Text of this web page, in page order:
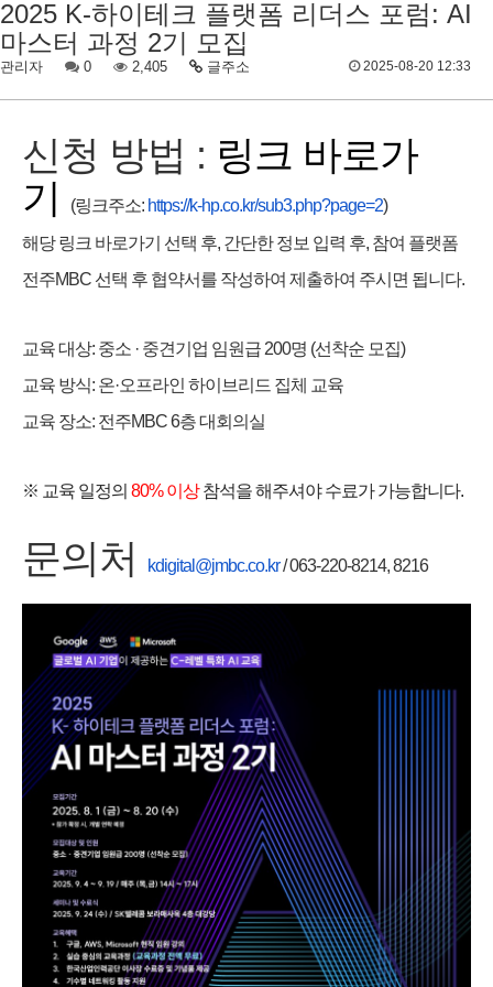
2025 K-하이테크 플랫폼 리더스 포럼: AI
마스터 과정 2기 모집
관리자 0 2,405 글주소 2025-08-20 12:33
신청 방법 : 링크 바로가
기
(링크주소: https://k-hp.co.kr/sub3.php?page=2)
해당 링크 바로가기 선택 후, 간단한 정보 입력 후, 참여 플랫폼
전주MBC 선택 후 협약서를 작성하여 제출하여 주시면 됩니다.
교육 대상: 중소 · 중견기업 임원급 200명 (선착순 모집)
교육 방식: 온·오프라인 하이브리드 집체 교육
교육 장소: 전주MBC 6층 대회의실
※ 교육 일정의 80% 이상참석을 해주셔야 수료가 가능합니다.
문의처 kdigital@jmbc.co.kr/ 063-220-8214, 8216